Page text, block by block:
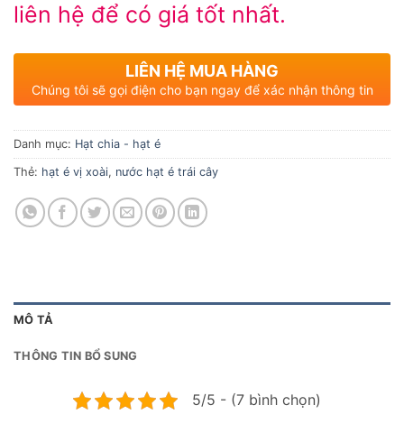
liên hệ để có giá tốt nhất.
LIÊN HỆ MUA HÀNG
Chúng tôi sẽ gọi điện cho bạn ngay để xác nhận thông tin
Danh mục: Hạt chia - hạt é
Thẻ: hạt é vị xoài, nước hạt é trái cây
MÔ TẢ
THÔNG TIN BỔ SUNG
5/5 - (7 bình chọn)